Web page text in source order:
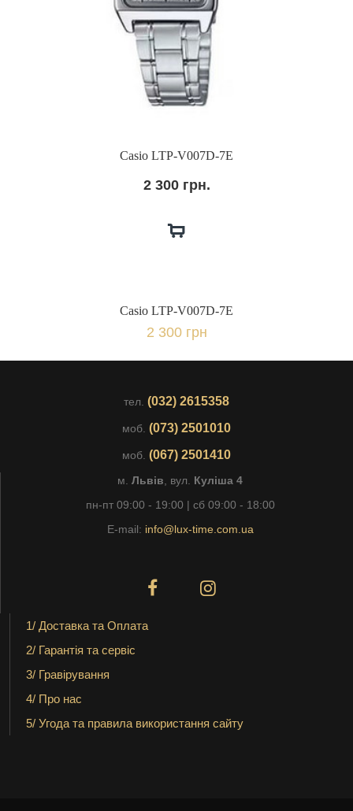
Casio LTP-V007D-7E
2 300 грн.
Casio LTP-V007D-7E
2 300 грн
тел. (032) 2615358
моб. (073) 2501010
моб. (067) 2501410
м. Львів , вул. Куліша 4
пн-пт 09:00 - 19:00 | сб 09:00 - 18:00
E-mail: info@lux-time.com.ua
1/ Доставка та Оплата
2/ Гарантія та сервіс
3/ Гравірування
4/ Про нас
5/ Угода та правила використання сайту